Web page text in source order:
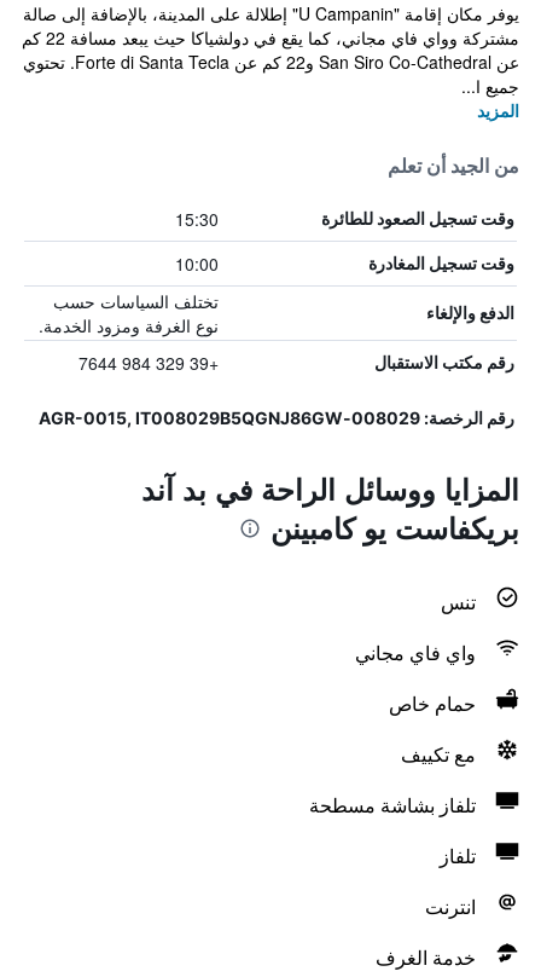
يوفر مكان إقامة "U Campanin" إطلالة على المدينة، بالإضافة إلى صالة
مشتركة وواي فاي مجاني، كما يقع في دولشياكا حيث يبعد مسافة 22 كم
عن San Siro Co-Cathedral و22 كم عن Forte di Santa Tecla. تحتوي
جميع ا...
المزيد
من الجيد أن تعلم
وقت تسجيل الصعود للطائرة 15:30
وقت تسجيل المغادرة 10:00
الدفع والإلغاء
تختلف السياسات حسب
نوع الغرفة ومزود الخدمة.
رقم مكتب الاستقبال +39 329 984 7644
رقم الرخصة: 008029-AGR-0015, IT008029B5QGNJ86GW
المزايا ووسائل الراحة في بد آند
بريكفاست يو كامبينن
تنس
واي فاي مجاني
حمام خاص
مع تكييف
تلفاز بشاشة مسطحة
تلفاز
انترنت
خدمة الغرف